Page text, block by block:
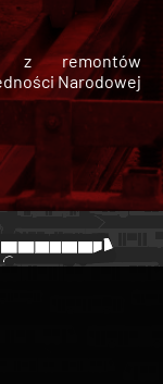
z remontów
Narodowej